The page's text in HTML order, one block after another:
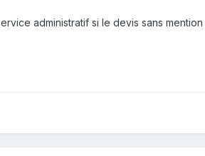
administratif si le devis sans